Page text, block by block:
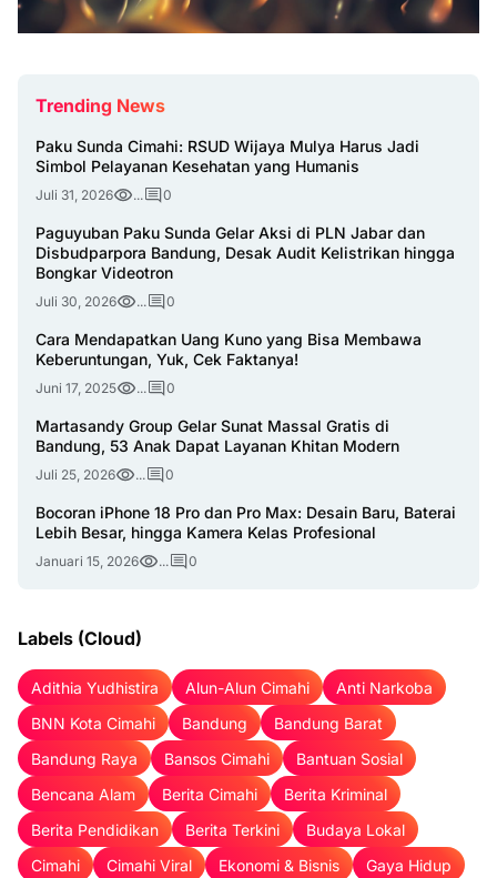
Trending News
Paku Sunda Cimahi: RSUD Wijaya Mulya Harus Jadi
Simbol Pelayanan Kesehatan yang Humanis
Juli 31, 2026 ... 0
Paguyuban Paku Sunda Gelar Aksi di PLN Jabar dan
Disbudparpora Bandung, Desak Audit Kelistrikan hingga
Bongkar Videotron
Juli 30, 2026 ... 0
Cara Mendapatkan Uang Kuno yang Bisa Membawa
Keberuntungan, Yuk, Cek Faktanya!
Juni 17, 2025 ... 0
Martasandy Group Gelar Sunat Massal Gratis di
Bandung, 53 Anak Dapat Layanan Khitan Modern
Juli 25, 2026 ... 0
Bocoran iPhone 18 Pro dan Pro Max: Desain Baru, Baterai
Lebih Besar, hingga Kamera Kelas Profesional
Januari 15, 2026 ... 0
Labels (Cloud)
Adithia Yudhistira Alun-Alun Cimahi
Anti Narkoba
BNN Kota Cimahi
Bandung
Bandung Barat
Bandung Raya
Bansos Cimahi
Bantuan Sosial
Bencana Alam
Berita Cimahi
Berita Kriminal
Berita Pendidikan
Berita Terkini
Budaya Lokal
Cimahi
Cimahi Viral Ekonomi & Bisnis
Gaya Hidup